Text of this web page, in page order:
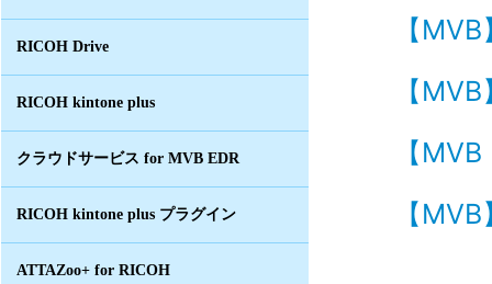
RICOH Drive
RICOH kintone plus
クラウドサービス for MVB EDR
RICOH kintone plus プラグイン
ATTAZoo+ for RICOH
【
【
【
【